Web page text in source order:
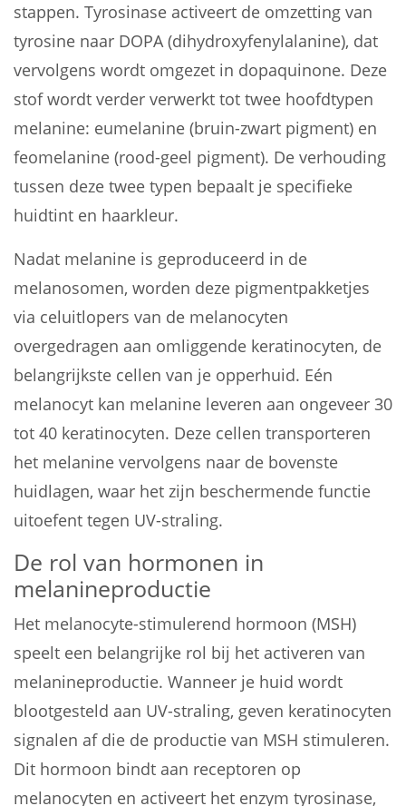
stappen. Tyrosinase activeert de omzetting van
tyrosine naar DOPA (dihydroxyfenylalanine), dat
vervolgens wordt omgezet in dopaquinone. Deze
stof wordt verder verwerkt tot twee hoofdtypen
melanine: eumelanine (bruin-zwart pigment) en
feomelanine (rood-geel pigment). De verhouding
tussen deze twee typen bepaalt je specifieke
huidtint en haarkleur.
Nadat melanine is geproduceerd in de
melanosomen, worden deze pigmentpakketjes
via celuitlopers van de melanocyten
overgedragen aan omliggende keratinocyten, de
belangrijkste cellen van je opperhuid. Eén
melanocyt kan melanine leveren aan ongeveer 30
tot 40 keratinocyten. Deze cellen transporteren
het melanine vervolgens naar de bovenste
huidlagen, waar het zijn beschermende functie
uitoefent tegen UV-straling.
De rol van hormonen in
melanineproductie
Het melanocyte-stimulerend hormoon (MSH)
speelt een belangrijke rol bij het activeren van
melanineproductie. Wanneer je huid wordt
blootgesteld aan UV-straling, geven keratinocyten
signalen af die de productie van MSH stimuleren.
Dit hormoon bindt aan receptoren op
melanocyten en activeert het enzym tyrosinase,